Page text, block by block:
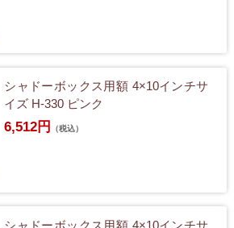
シャドーボックス用額 4×10インチサ
イズ H-330 ピンク
6,512円 （税込）
シャドーボックス用額 4×10インチサ